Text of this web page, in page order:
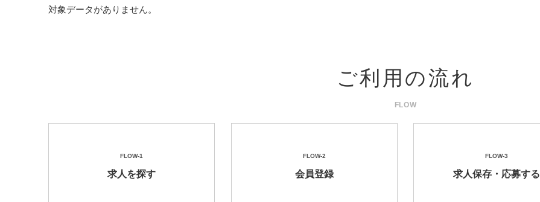
対象データがありません。
ご利用の流れ
FLOW-1
求人を探す
FLOW-2
会員登録
FLOW-3
求人保存・応募する